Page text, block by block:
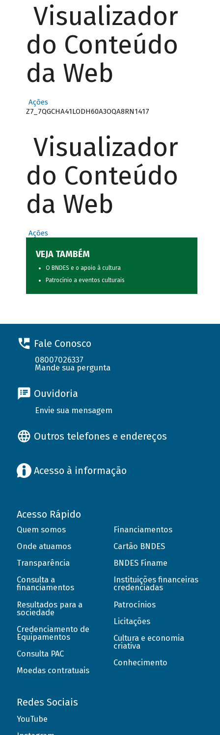
Visualizador
do Conteúdo
da Web
Ações
Z7_7QGCHA41LODH60A3OQA8RN1417
Visualizador
do Conteúdo
da Web
Ações
VEJA TAMBÉM
O BNDES e o apoio à cultura
Patrocínio a eventos culturais
Fale Conosco
08007026337
Mande sua pergunta
Ouvidoria
Envie sua mensagem
Outros telefones e endereços
Acesso à informação
Acesso Rápido
Quem somos
Onde atuamos
Transparência
Consulta a
financiamentos
Resultados para a
sociedade
Credenciamento de
Equipamentos
Consulta PAC
Moedas contratuais
Financiamentos
Cartão BNDES
BNDES Finame
Instituições financeiras
credenciadas
Patrocínios
Licitações
Cultura e economia
criativa
Conhecimento
Redes Sociais
YouTube